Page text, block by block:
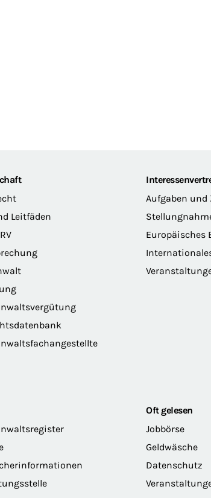
Leitfäden
Aufgaben und
Europäisches
Oft gelesen
Jobbörse
Geldwäsche
Datenschutz